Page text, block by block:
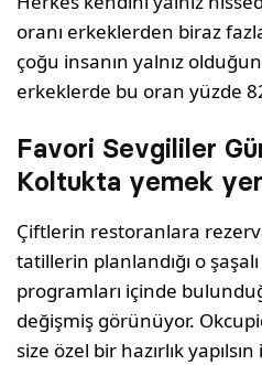
oranı erkeklerden biraz
çoğu insanın yalnız
erkeklerde bu oran yüzde
Favori Sevgililer
Koltukta yemek
Çiftlerin restoranlara
tatillerin planlandığı o
programları içinde
değişmiş görünüyor.
size özel bir hazırlık